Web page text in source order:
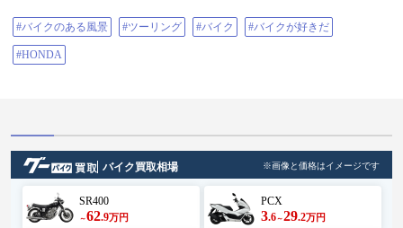
ツーリングモデル #boom #GTS #タ
ッチスクリーン #ゴリラガラス #日
本語対応
#バイクのある風景 #ツーリング #バイク #バイクが好きだ
#HONDA
バイク買取相場 ※画像と価格はイメージです
SR400
～62.9万円
PCX
3.6～29.2万円